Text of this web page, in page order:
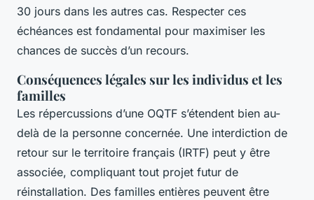
30 jours dans les autres cas. Respecter ces
échéances est fondamental pour maximiser les
chances de succès d’un recours.
Conséquences légales sur les individus et les
familles
Les répercussions d’une OQTF s’étendent bien au-
delà de la personne concernée. Une interdiction de
retour sur le territoire français (IRTF) peut y être
associée, compliquant tout projet futur de
réinstallation. Des familles entières peuvent être